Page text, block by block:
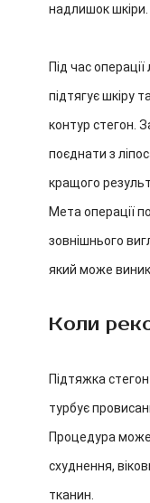
надлишок шкіри.
Під час
підтягує шкіру
контур стегон.
поєднати з
кращого
Мета операції
зовнішнього
який може
Коли
Підтяжка
турбує
Процедура може
схуднення,
тканин.